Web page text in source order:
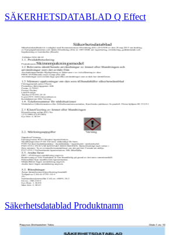
SÄKERHETSDATABLAD Q Effect
Säkerhetsdatablad Produktnamn